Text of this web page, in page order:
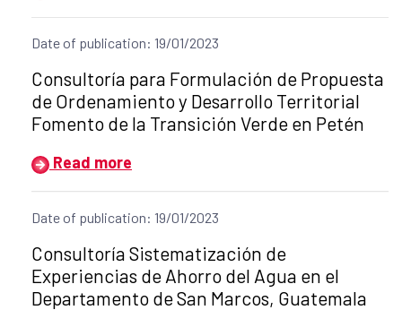
Date of publication: 19/01/2023
Title of the announcement:
Consultoría para Formulación de Propuesta
de Ordenamiento y Desarrollo Territorial
Fomento de la Transición Verde en Petén
Read more
Date of publication: 19/01/2023
Title of the announcement:
Consultoría Sistematización de
Experiencias de Ahorro del Agua en el
Departamento de San Marcos, Guatemala